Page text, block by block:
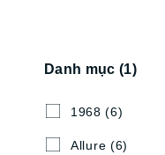
Danh mục (1)
1968 (6)
Allure (6)